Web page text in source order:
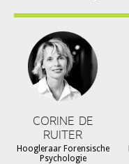
CORINE DE
RUITER
Hoogleraar Forensische
Psychologie